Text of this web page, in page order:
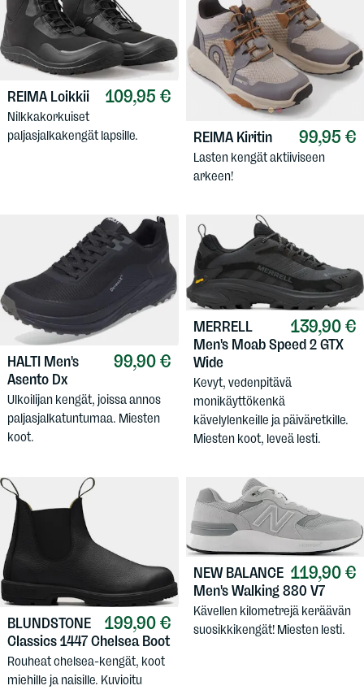
109,95 €
REIMALoikkii
Nilkkakorkuiset
paljasjalkakengät lapsille.
99,95 €
REIMAKiritin
Lasten kengät aktiiviseen
arkeen!
99,90 €
HALTI Men's
Asento Dx
Ulkoilijan kengät, joissa annos
paljasjalkatuntumaa. Miesten
koot.
139,90 €
MERRELL
Men's Moab Speed 2 GTX
Wide
Kevyt, vedenpitävä
monikäyttökenkä
kävelylenkeille ja päiväretkille.
Miesten koot, leveä lesti.
199,90 €
BLUNDSTONE
Classics 1447 Chelsea Boot
Rouheat chelsea-kengät, koot
miehille ja naisille. Kuvioitu
119,90 €
NEW BALANCE
Men's Walking 880 V7
Kävellen kilometrejä keräävän
suosikkikengät! Miesten lesti.